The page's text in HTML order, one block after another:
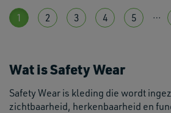
1 2 3 4 5 …
Wat is Safety Wear
Safety Wear is kleding die wordt
zichtbaarheid, herkenbaarheid en